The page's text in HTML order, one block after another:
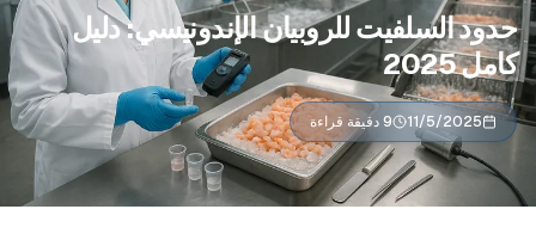
حدود السلفيت للروبيان الإندونيسي: دليل
كامل 2025
11/5/2025 9 دقيقة قراءة